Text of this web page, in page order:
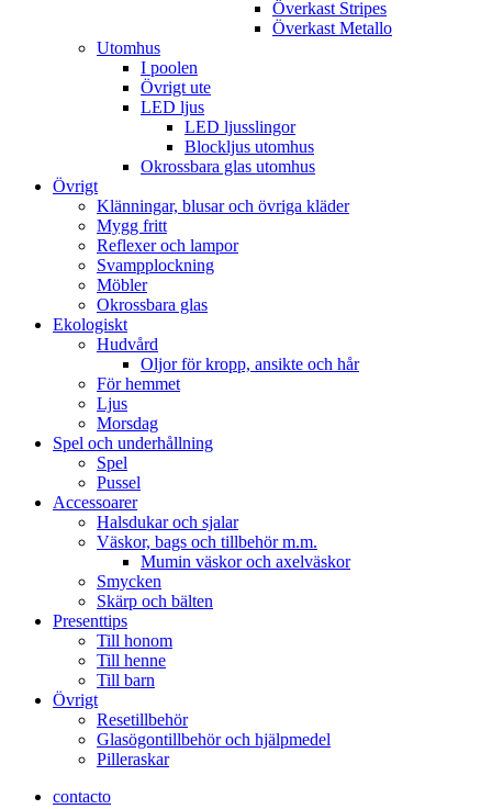
Överkast Stripes
Överkast Metallo
Utomhus
I poolen
Övrigt ute
LED ljus
LED ljusslingor
Blockljus utomhus
Okrossbara glas utomhus
Övrigt
Klänningar, blusar och övriga kläder
Mygg fritt
Reflexer och lampor
Svampplockning
Möbler
Okrossbara glas
Ekologiskt
Hudvård
Oljor för kropp, ansikte och hår
För hemmet
Ljus
Morsdag
Spel och underhållning
Spel
Pussel
Accessoarer
Halsdukar och sjalar
Väskor, bags och tillbehör m.m.
Mumin väskor och axelväskor
Smycken
Skärp och bälten
Presenttips
Till honom
Till henne
Till barn
Övrigt
Resetillbehör
Glasögontillbehör och hjälpmedel
Pilleraskar
contacto